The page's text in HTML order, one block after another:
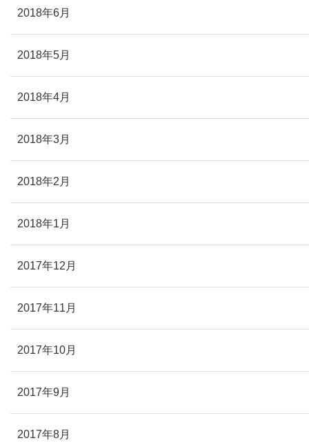
2018年6月
2018年5月
2018年4月
2018年3月
2018年2月
2018年1月
2017年12月
2017年11月
2017年10月
2017年9月
2017年8月